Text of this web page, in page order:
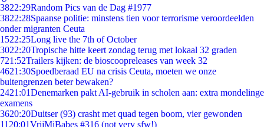
3822:29Random Pics van de Dag #1977
3822:28Spaanse politie: minstens tien voor terrorisme veroordeelden
onder migranten Ceuta
1522:25Long live the 7th of October
3022:20Tropische hitte keert zondag terug met lokaal 32 graden
721:52Trailers kijken: de bioscoopreleases van week 32
4621:30Spoedberaad EU na crisis Ceuta, moeten we onze
buitengrenzen beter bewaken?
2421:01Denemarken pakt AI-gebruik in scholen aan: extra mondelinge
examens
3620:20Duitser (93) crasht met quad tegen boom, vier gewonden
11 20:01VrijMiBabes #316 (not very sfw!)